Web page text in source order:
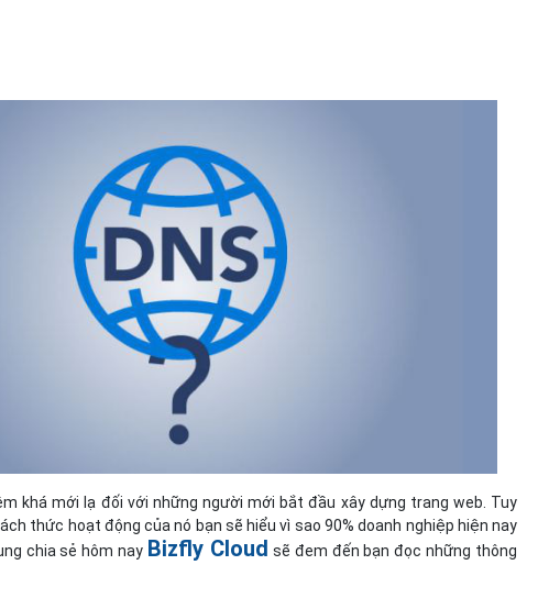
Bảng giá
Bảng giá
khá mới lạ đối với những người mới bắt đầu xây dựng trang web. Tuy
thức hoạt động của nó bạn sẽ hiểu vì sao 90% doanh nghiệp hiện nay
chia sẻ hôm nay Bizfly Cloud sẽ đem đến bạn đọc những thông